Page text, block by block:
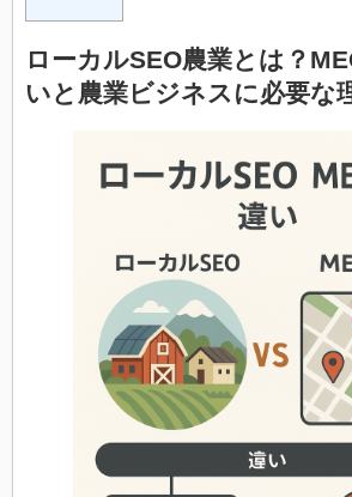
ローカルSEO農業とは？
いと農業ビジネスに必要な